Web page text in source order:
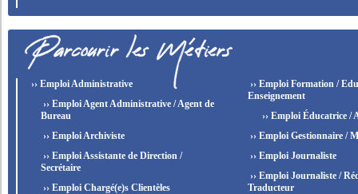
›› Emploi Administrative
›› Emploi Agent Administrative / Agent de
Bureau
›› Emploi Archiviste
›› Emploi Assistante de Direction /
Secrétaire
›› Emploi Chargé(e)s Clientèles
›› Emploi Formation /
Enseignement
›› Emploi Éducatrice /
›› Emploi Gestionnaire /
›› Emploi Journaliste
›› Emploi Journaliste /
Traducteur